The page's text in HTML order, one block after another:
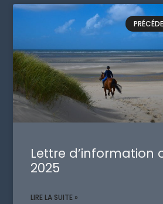
Lettre d’information
2025
LIRE LA SUITE »